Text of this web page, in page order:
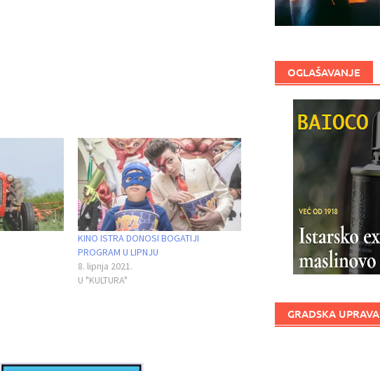
KINO ISTRA DONOSI BOGATIJI
PROGRAM U LIPNJU
8. lipnja 2021.
U "KULTURA"
OGLAŠAVANJE
GRADSKA UPRAVA